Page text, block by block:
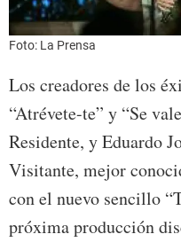
Foto: La Prensa
Los creadores de los
“Atrévete-te” y “Se
Residente, y Eduardo
Visitante, mejor
con el nuevo sencillo
próxima producción